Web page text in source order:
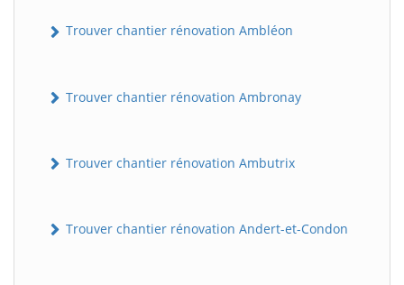
Trouver chantier rénovation Ambléon
Trouver chantier rénovation Ambronay
Trouver chantier rénovation Ambutrix
Trouver chantier rénovation Andert-et-Condon